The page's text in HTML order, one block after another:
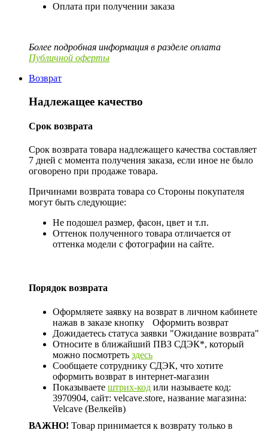
Оплата при получении заказа
Более подробная информация в разделе оплата
Публичной оферты
Возврат
Надлежащее качество
Срок возврата
Срок возврата товара надлежащего качества составляет
7 дней с момента получения заказа, если иное не было
оговорено при продаже товара.
Причинами возврата товара со Стороны покупателя
могут быть следующие:
Не подошел размер, фасон, цвет и т.п.
Оттенок полученного товара отличается от
оттенка модели с фотографии на сайте.
Порядок возврата
Оформляете заявку на возврат в личном кабинете
нажав в заказе кнопку
Оформить возврат
Дожидаетесь статуса заявки "Ожидание возврата"
Относите в ближайший ПВЗ СДЭК*, который
можно посмотреть здесь
Сообщаете сотруднику СДЭК, что хотите
оформить возврат в интернет-магазин
Показываете штрих-код или называете код:
3970904, сайт: velcave.store, название магазина:
Velcave (Велкейв)
ВАЖНО! Товар принимается к возврату только в